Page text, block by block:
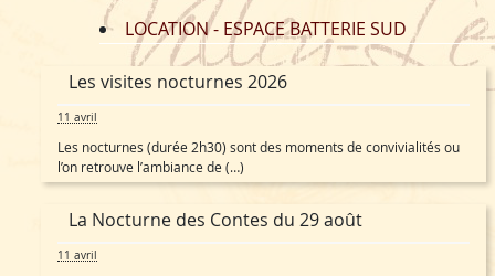
LOCATION - ESPACE BATTERIE SUD
Les visites nocturnes 2026
11 avril
Les nocturnes (durée 2h30) sont des moments de convivialités ou
l’on retrouve l’ambiance de (…)
La Nocturne des Contes du 29 août
11 avril